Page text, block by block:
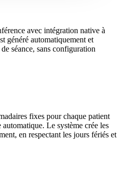
avec intégration native à
généré automatiquement et
séance, sans configuration
fixes pour chaque patient
Le système crée les
en respectant les jours fériés et